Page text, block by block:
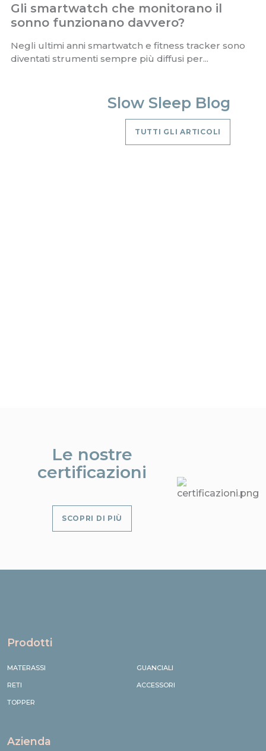
Gli smartwatch che monitorano il
sonno funzionano davvero?
Negli ultimi anni smartwatch e fitness tracker sono
diventati strumenti sempre più diffusi per...
Slow Sleep Blog
TUTTI GLI ARTICOLI
Le nostre
certificazioni
SCOPRI DI PIÙ
Prodotti
MATERASSI
RETI
TOPPER
GUANCIALI
ACCESSORI
Azienda